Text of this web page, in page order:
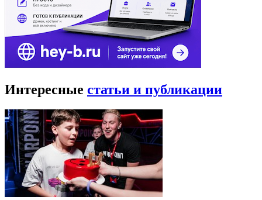
Интересные статьи и публикации